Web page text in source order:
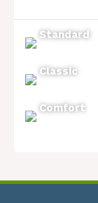
Standard
Classic
Comfort